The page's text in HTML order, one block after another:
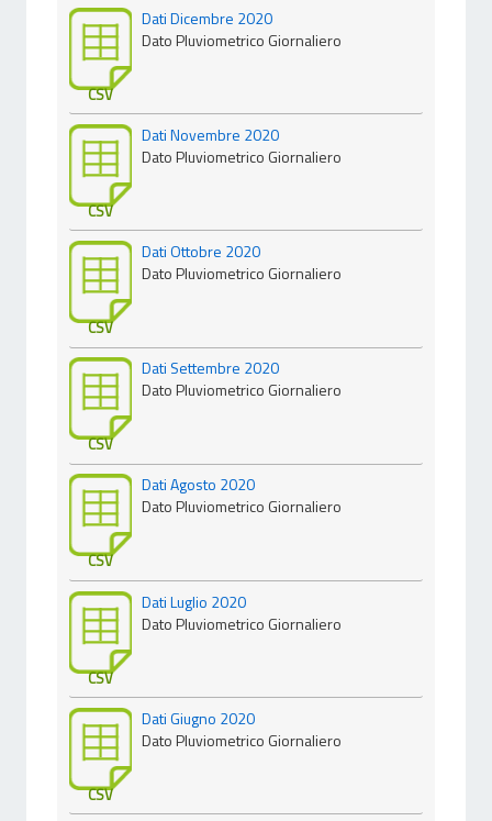
CSV
Dati Dicembre 2020
Dato Pluviometrico Giornaliero
CSV
Dati Novembre 2020
Dato Pluviometrico Giornaliero
CSV
Dati Ottobre 2020
Dato Pluviometrico Giornaliero
CSV
Dati Settembre 2020
Dato Pluviometrico Giornaliero
CSV
Dati Agosto 2020
Dato Pluviometrico Giornaliero
CSV
Dati Luglio 2020
Dato Pluviometrico Giornaliero
CSV
Dati Giugno 2020
Dato Pluviometrico Giornaliero